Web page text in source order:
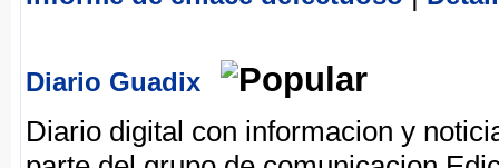
Diario Guadix
Diario digital con informacion y